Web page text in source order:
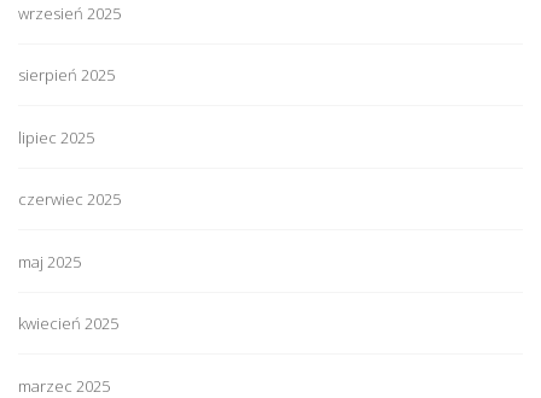
wrzesień 2025
sierpień 2025
lipiec 2025
czerwiec 2025
maj 2025
kwiecień 2025
marzec 2025